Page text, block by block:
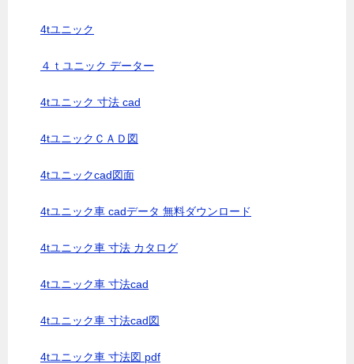
4tユニック
４ｔユニック データー
4tユニック 寸法 cad
4tユニックＣＡＤ図
4tユニックcad図面
4tユニック車 cadデータ 無料ダウンロード
4tユニック車 寸法 カタログ
4tユニック車 寸法cad
4tユニック車 寸法cad図
4tユニック車 寸法図 pdf